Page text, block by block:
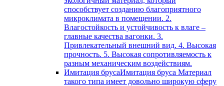
способствует созданию благоприятного
микроклимата в помещении. 2.
Влагостойкость и устойчивость к влаге –
главные качества вагонки. 3.
Привлекательный внешний вид. 4. Высокая
прочность. 5. Высокая сопротивляемость к
разным механическим воздействиям.
Имитация брусаИмитация бруса Материал
такого типа имеет довольно широкую сферу